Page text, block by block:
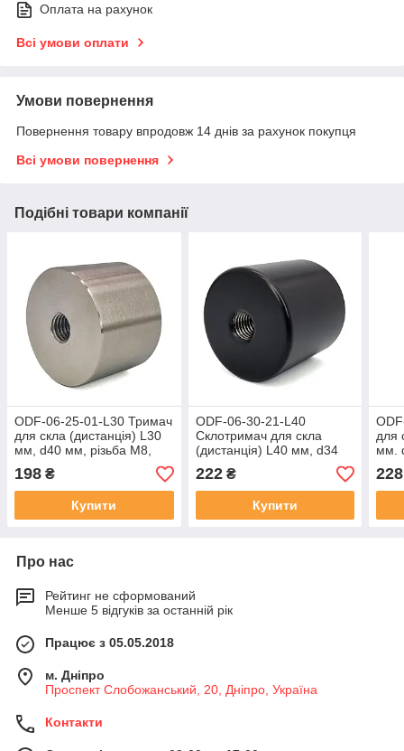
Оплата на рахунок
Всі умови оплати
Умови повернення
Повернення товару впродовж 14 днів за рахунок покупця
Всі умови повернення
Подібні товари компанії
ODF-06-25-01-L30 Тримач
для скла (дистанція) L30
мм, d40 мм, різьбa М8,
матовий
198 ₴
Купити
ODF-06-30-21-L40
Склотримач для скла
(дистанція) L40 мм, d34
мм з різьбою М8, чорний
222₴
Купити
для
мм.
228
Про нас
Рейтинг не сформований
Менше 5 відгуків за останній рік
Працює з 05.05.2018
м. Дніпро
Проспект Слобожанський, 20, Дніпро, Україна
Контакти